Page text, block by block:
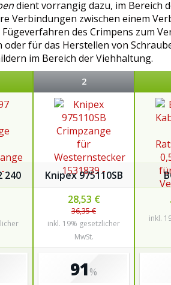
dient vorrangig dazu, im Bereich
Verbindungen zwischen einem
des Crimpens zum
für das Herstellen von
im Bereich der Viehhaltung.
2
240 Knipex 975110SB
28,53 €
36,35 €
inkl. 19% gesetzlicher
MwSt.
inkl.
91%